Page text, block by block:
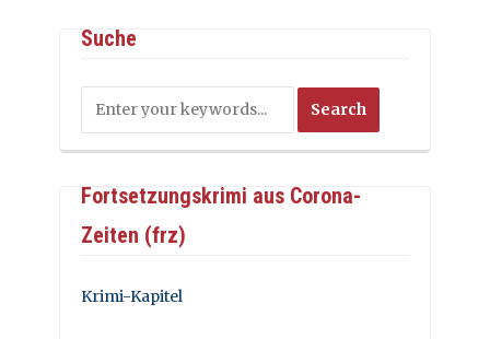
Suche
Fortsetzungskrimi aus Corona-
Zeiten (frz)
Krimi-Kapitel